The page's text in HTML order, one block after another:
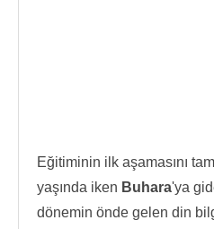
Eğitiminin ilk aşamasını
yaşında iken Buhara'ya
dönemin önde gelen din